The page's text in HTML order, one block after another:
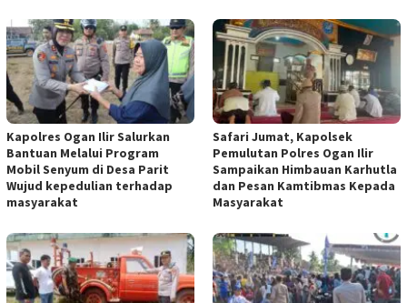
Kapolres Ogan Ilir Salurkan
Bantuan Melalui Program
Mobil Senyum di Desa Parit
Wujud kepedulian terhadap
masyarakat
Safari Jumat, Kapolsek
Pemulutan Polres Ogan Ilir
Sampaikan Himbauan Karhutla
dan Pesan Kamtibmas Kepada
Masyarakat